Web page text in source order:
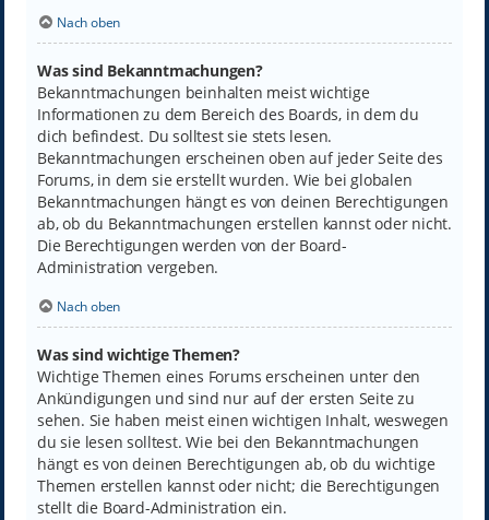
Nach oben
Was sind Bekanntmachungen?
Bekanntmachungen beinhalten meist wichtige
Informationen zu dem Bereich des Boards, in dem du
dich befindest. Du solltest sie stets lesen.
Bekanntmachungen erscheinen oben auf jeder Seite des
Forums, in dem sie erstellt wurden. Wie bei globalen
Bekanntmachungen hängt es von deinen Berechtigungen
ab, ob du Bekanntmachungen erstellen kannst oder nicht.
Die Berechtigungen werden von der Board-
Administration vergeben.
Nach oben
Was sind wichtige Themen?
Wichtige Themen eines Forums erscheinen unter den
Ankündigungen und sind nur auf der ersten Seite zu
sehen. Sie haben meist einen wichtigen Inhalt, weswegen
du sie lesen solltest. Wie bei den Bekanntmachungen
hängt es von deinen Berechtigungen ab, ob du wichtige
Themen erstellen kannst oder nicht; die Berechtigungen
stellt die Board-Administration ein.